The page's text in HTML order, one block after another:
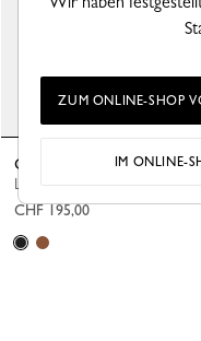
Geldbörse Le Foulonné
CHF 195,00
ZUM ONLINE-SHOP
IM ONLINE-